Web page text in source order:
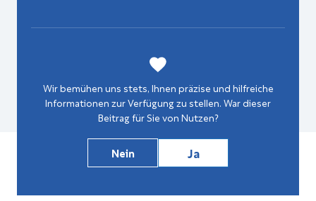
Wir bemühen uns stets, Ihnen präzise und hilfreiche
Informationen zur Verfügung zu stellen. War dieser
Beitrag für Sie von Nutzen?
Nein Ja